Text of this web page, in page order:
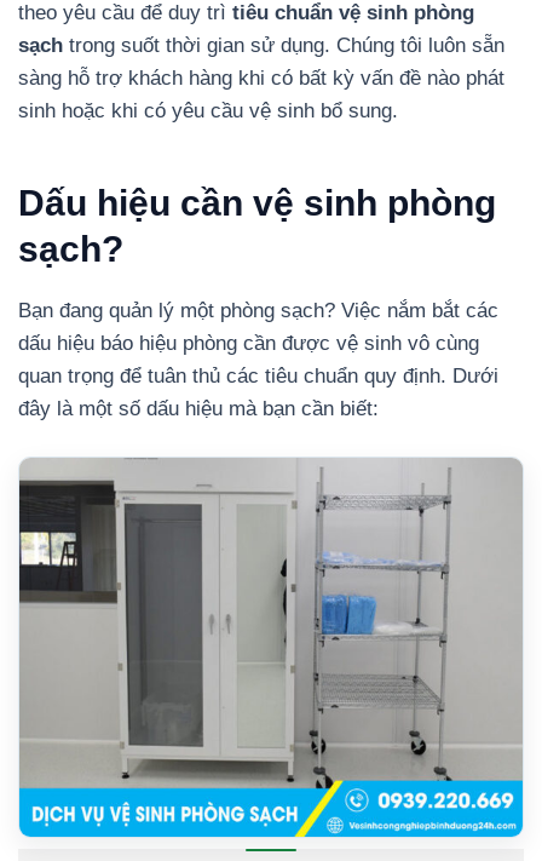
theo yêu cầu để duy trì tiêu chuẩn vệ sinh phòng
sạch trong suốt thời gian sử dụng. Chúng tôi luôn sẵn
sàng hỗ trợ khách hàng khi có bất kỳ vấn đề nào phát
sinh hoặc khi có yêu cầu vệ sinh bổ sung.
Dấu hiệu cần vệ sinh phòng
sạch?
Bạn đang quản lý một phòng sạch? Việc nắm bắt các
dấu hiệu báo hiệu phòng cần được vệ sinh vô cùng
quan trọng để tuân thủ các tiêu chuẩn quy định. Dưới
đây là một số dấu hiệu mà bạn cần biết: